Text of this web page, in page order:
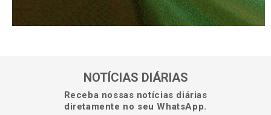
NOTÍCIAS DIÁRIAS
Receba nossas notícias diárias
diretamente no seu WhatsApp.